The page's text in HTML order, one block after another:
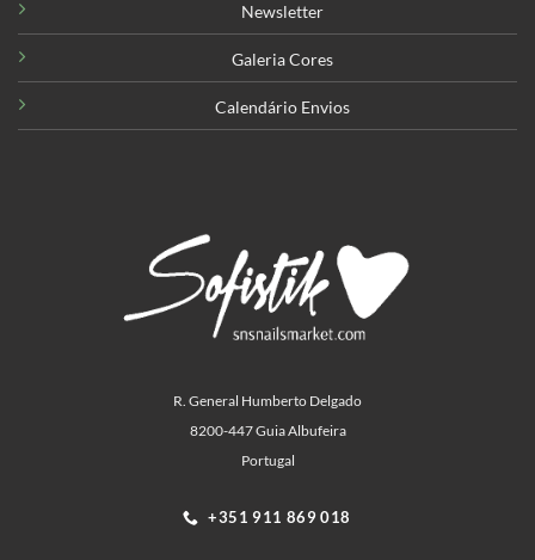
Newsletter
Galeria Cores
Calendário Envios
R. General Humberto Delgado
8200-447 Guia Albufeira
Portugal
+351 911 869 018